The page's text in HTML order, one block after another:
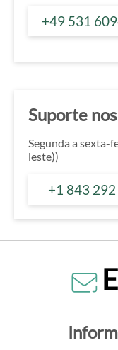
+49 531
Suporte
Segunda a sexta-
leste))
+1 843